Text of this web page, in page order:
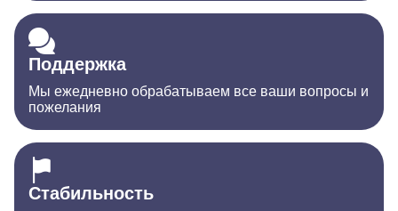
Поддержка
Мы ежедневно обрабатываем все ваши вопросы и
пожелания
Стабильность